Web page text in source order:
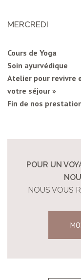
MERCREDI
Cours de Yoga
Soin ayurvédique
Atelier pour revivre
votre séjour »
Fin de nos
POUR UN
NOUS VOUS